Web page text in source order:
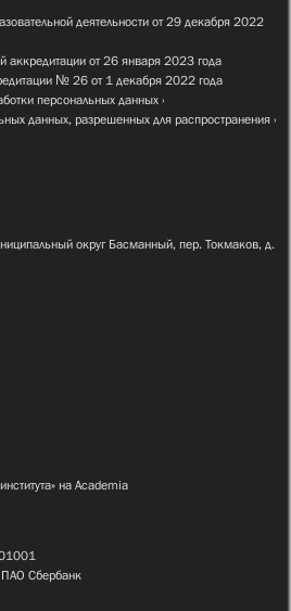
деятельности от 29 декабря 2022
аккредитации от 26 января 2023 года
№ 26 от 1 декабря 2022 года
персональных данных
данных, разрешенных для распространения
округ Басманный, пер. Токмаков, д.
на Academia
Сбербанк